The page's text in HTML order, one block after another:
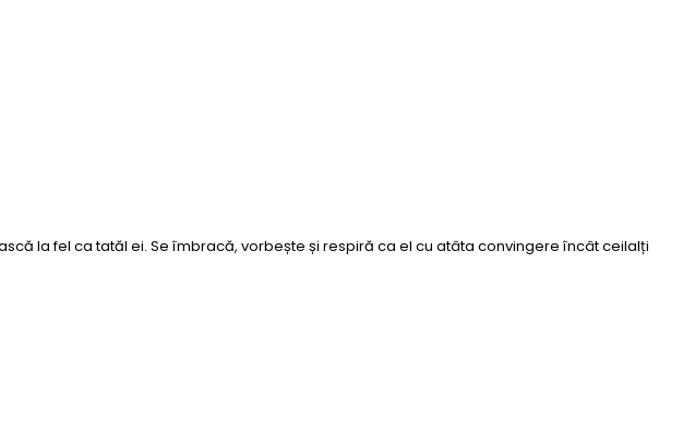
la fel ca tatăl ei. Se îmbracă, vorbește și respiră ca el cu atâta convingere încât ceilalți